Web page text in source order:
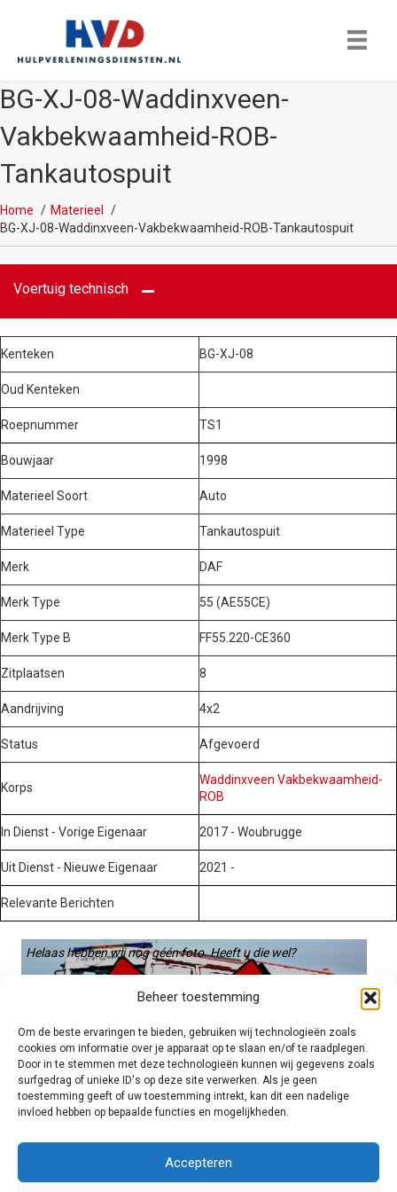
Beheer toestemming
Om de beste ervaringen te bieden, gebruiken wij technologieën zoals
cookies om informatie over je apparaat op te slaan en/of te raadplegen.
Door in te stemmen met deze technologieën kunnen wij gegevens zoals
surfgedrag of unieke ID's op deze site verwerken. Als je geen
toestemming geeft of uw toestemming intrekt, kan dit een nadelige
invloed hebben op bepaalde functies en mogelijkheden.
Accepteren
BG-XJ-08-Waddinxveen-
Vakbekwaamheid-ROB-
Tankautospuit
Home
Materieel
BG-XJ-08-Waddinxveen-Vakbekwaamheid-ROB-Tankautospuit
Voertuig technisch
Kenteken BG-XJ-08
Oud Kenteken
Roepnummer TS1
Bouwjaar 1998
Materieel Soort Auto
Materieel Type Tankautospuit
Merk DAF
Merk Type 55 (AE55CE)
Merk Type B FF55.220-CE360
Zitplaatsen 8
Aandrijving 4x2
Status Afgevoerd
Korps
Waddinxveen Vakbekwaamheid-
ROB
In Dienst - Vorige Eigenaar 2017 - Woubrugge
Uit Dienst - Nieuwe Eigenaar 2021 -
Relevante Berichten
Helaas hebben wij nog géén foto. Heeft u die wel?
Graag gebruiken we die. Stuur hem op naar:
voertuigen@hulpverleningsdiensten.nl